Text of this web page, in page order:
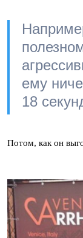
ему
18
Потом, как он